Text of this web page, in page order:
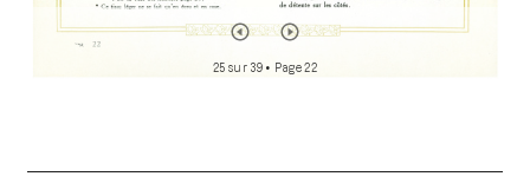
25 sur 39• Page 22